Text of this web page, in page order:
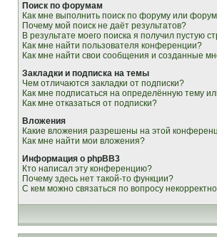
Поиск по форумам
Как мне выполнить поиск по форуму или
Почему мой поиск не даёт результатов?
В результате моего поиска я получил пустую
Как мне найти пользователя конференции?
Как мне найти свои сообщения и созданные
Закладки и подписка на темы
Чем отличаются закладки от подписки?
Как мне подписаться на определённую тему
Как мне отказаться от подписки?
Вложения
Какие вложения разрешены на этой
Как мне найти мои вложения?
Информация о phpBB3
Кто написал эту конференцию?
Почему здесь нет такой-то функции?
С кем можно связаться по вопросу